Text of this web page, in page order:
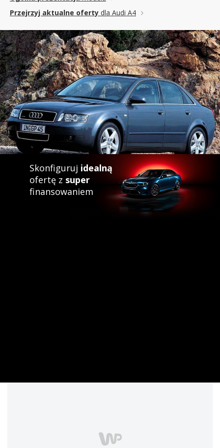
Przejrzyj aktualne oferty dla Audi A4
Skonfiguruj idealną
ofertę z super
finansowaniem